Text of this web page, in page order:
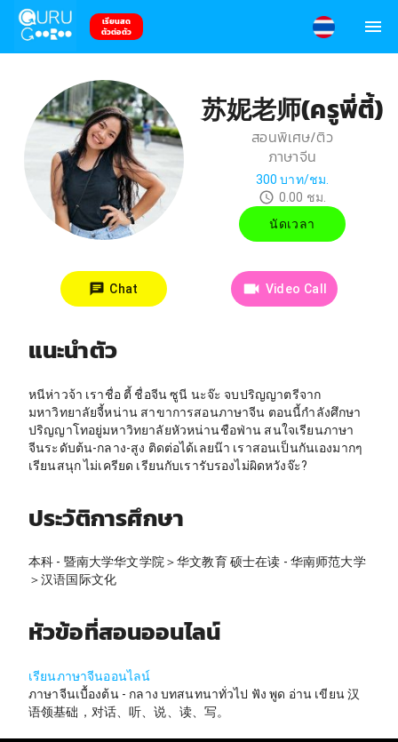
เรียนสด
ตัวต่อตัว
苏妮老师(ครูพี่ตี้)​
สอนพิเศษ/ติว
ภาษาจีน
300 บาท/ชม.
0.00 ชม.
นัดเวลา
Chat Video Call
แนะนำตัว
หนีห่าวจ้า เราชื่อ​ ตี้​ ชื่อจีน​ ซูนี​ นะจ๊ะ จบปริญญาตรี​จาก
มหาวิทยาลัย​จี้หน่าน​ สาขาการสอนภาษาจีน​ ตอนนี้กำลังศึกษา​
ปริญญา​โทอยู่มหาวิทยาลัย​หัวหน่านชือฟ่าน สนใจเรียนภาษา
จีนระดับ​ต้น-กลาง-ส​ูง​ ติดต่อได้เลยน๊า​ เราสอนเป็นกันเองมากๆ​
เรียนสนุก​ ไม่เครียด​ เรียนกับเรารับรองไม่ผิดหวังจ๊ะ​?
ประวัติการศึกษา
本科 - 暨南大学华文学院＞华文教育 硕士在读 - 华南师范大学
＞汉语国际文化
หัวข้อที่สอนออนไลน์
เรียนภาษาจีนออนไลน์
ภาษาจีนเบื้องต้น​ ​- กลาง บทสนทนา​ทั่วไป​ ฟัง​ พูด​ อ่าน​ เขียน 汉
语领基础，对话、听、说、读、写。